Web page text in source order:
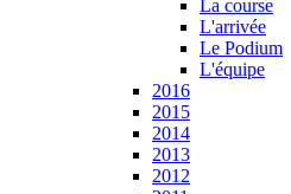
La course
L'arrivée
Le Podium
L'équipe
2016
2015
2014
2013
2012